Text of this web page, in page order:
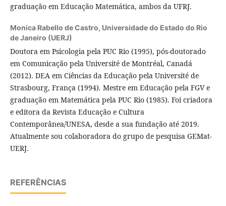
graduação em Educação Matemática, ambos da UFRJ.
Monica Rabello de Castro, Universidade do Estado do Rio
de Janeiro (UERJ)
Doutora em Psicologia pela PUC Rio (1995), pós-doutorado
em Comunicação pela Université de Montréal, Canadá
(2012). DEA em Ciências da Educação pela Université de
Strasbourg, França (1994). Mestre em Educação pela FGV e
graduação em Matemática pela PUC Rio (1985). Foi criadora
e editora da Revista Educação e Cultura
Contemporânea/UNESA, desde a sua fundação até 2019.
Atualmente sou colaboradora do grupo de pesquisa GEMat-
UERJ.
REFERÊNCIAS